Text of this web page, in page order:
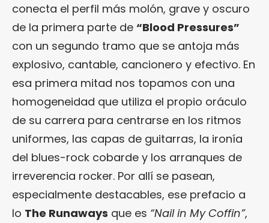
conecta el perfil más molón, grave y oscuro
de la primera parte de “Blood Pressures”
con un segundo tramo que se antoja más
explosivo, cantable, cancionero y efectivo. En
esa primera mitad nos topamos con una
homogeneidad que utiliza el propio oráculo
de su carrera para centrarse en los ritmos
uniformes, las capas de guitarras, la ironía
del blues-rock cobarde y los arranques de
irreverencia rocker. Por allí se pasean,
especialmente destacables, ese prefacio a
lo The Runaways que es “Nail in My Coffin”,